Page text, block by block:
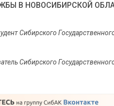
В НОВОСИБИРСКОЙ
Сибирского
Сибирского